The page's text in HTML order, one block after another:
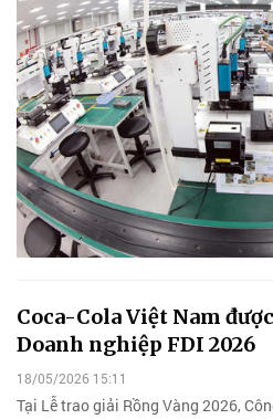
Coca-Cola Việt Nam
Doanh nghiệp FDI 2026
18/05/2026 15:11
Tại Lễ trao giải Rồng Vàng 2026,